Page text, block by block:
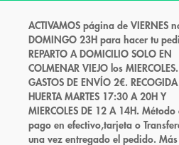
ACTIVAMOS página de VIERNES
DOMINGO 23H para hacer tu
REPARTO A DOMICILIO SOLO EN
COLMENAR VIEJO los MIERCOLES.
GASTOS DE ENVÍO 2€. RECOGIDA
HUERTA MARTES 17:30 A 20H Y
MIERCOLES DE 12 A 14H. Método
pago en efectivo,tarjeta o
una vez entregado el pedido. Más